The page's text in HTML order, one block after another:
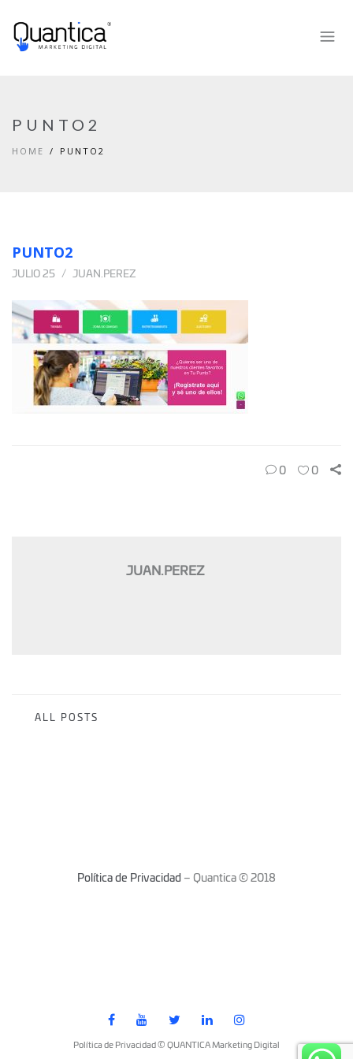
PUNTO2
HOME PUNTO2
PUNTO2
JULIO 25 JUAN.PEREZ
0 0
JUAN.PEREZ
ALL POSTS
Política de Privacidad – Quantica © 2018
Política de Privacidad © QUANTICA Marketing Digital